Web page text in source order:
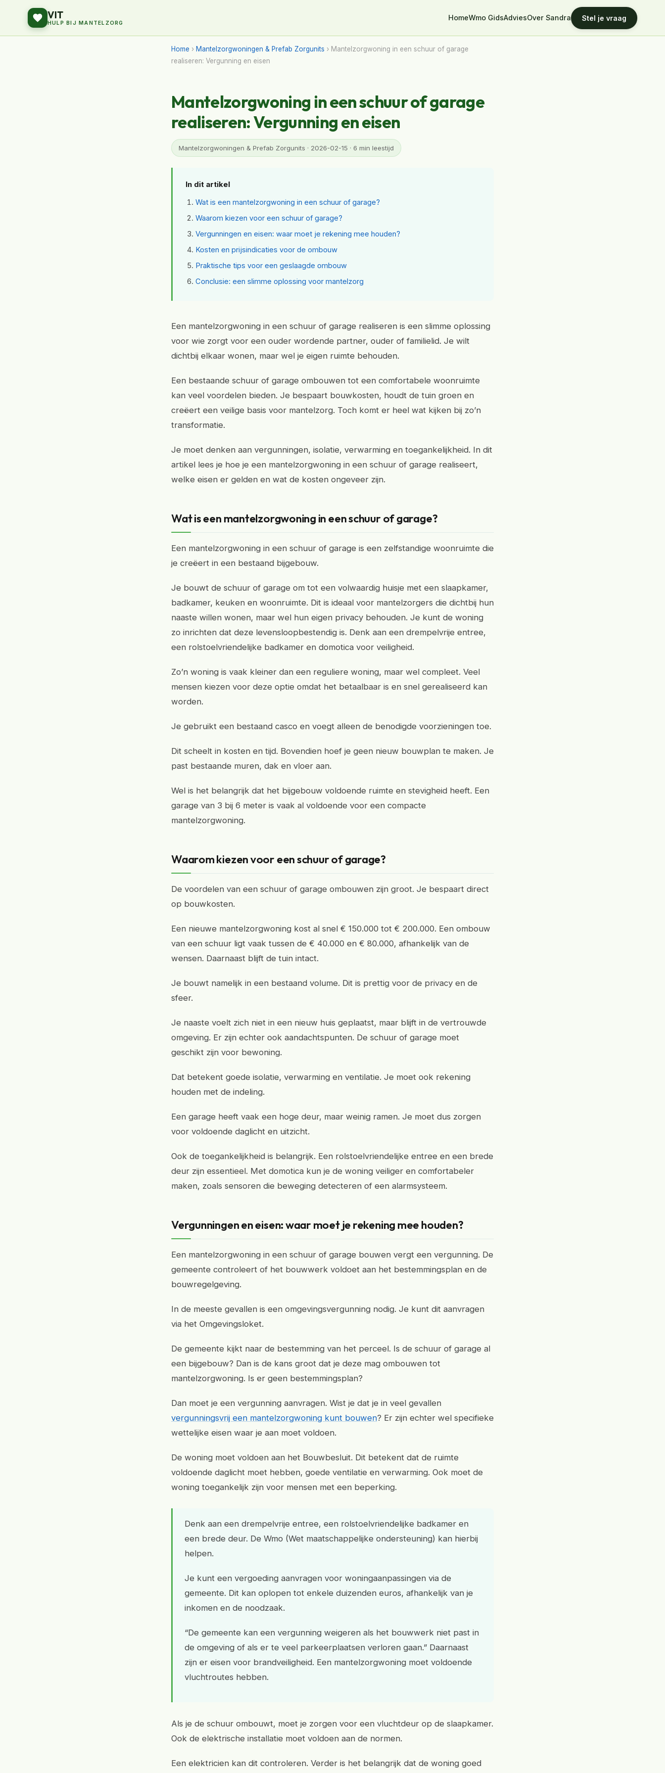
VIT
HULP BIJ MANTELZORG
HomeWmo GidsAdviesOver Sandra Stel je vraag
Home › Mantelzorgwoningen & Prefab Zorgunits › Mantelzorgwoning in een schuur of garage
realiseren: Vergunning en eisen
Mantelzorgwoning in een schuur of garage
realiseren: Vergunning en eisen
Mantelzorgwoningen & Prefab Zorgunits · 2026-02-15 · 6 min leestijd
In dit artikel
Wat is een mantelzorgwoning in een schuur of garage?
Waarom kiezen voor een schuur of garage?
Vergunningen en eisen: waar moet je rekening mee houden?
Kosten en prijsindicaties voor de ombouw
Praktische tips voor een geslaagde ombouw
Conclusie: een slimme oplossing voor mantelzorg
Een mantelzorgwoning in een schuur of garage realiseren is een slimme oplossing
voor wie zorgt voor een ouder wordende partner, ouder of familielid. Je wilt
dichtbij elkaar wonen, maar wel je eigen ruimte behouden.
Een bestaande schuur of garage ombouwen tot een comfortabele woonruimte
kan veel voordelen bieden. Je bespaart bouwkosten, houdt de tuin groen en
creëert een veilige basis voor mantelzorg. Toch komt er heel wat kijken bij zo’n
transformatie.
Je moet denken aan vergunningen, isolatie, verwarming en toegankelijkheid. In dit
artikel lees je hoe je een mantelzorgwoning in een schuur of garage realiseert,
welke eisen er gelden en wat de kosten ongeveer zijn.
Wat is een mantelzorgwoning in een schuur of garage?
Een mantelzorgwoning in een schuur of garage is een zelfstandige woonruimte die
je creëert in een bestaand bijgebouw.
Je bouwt de schuur of garage om tot een volwaardig huisje met een slaapkamer,
badkamer, keuken en woonruimte. Dit is ideaal voor mantelzorgers die dichtbij hun
naaste willen wonen, maar wel hun eigen privacy behouden. Je kunt de woning
zo inrichten dat deze levensloopbestendig is. Denk aan een drempelvrije entree,
een rolstoelvriendelijke badkamer en domotica voor veiligheid.
Zo’n woning is vaak kleiner dan een reguliere woning, maar wel compleet. Veel
mensen kiezen voor deze optie omdat het betaalbaar is en snel gerealiseerd kan
worden.
Je gebruikt een bestaand casco en voegt alleen de benodigde voorzieningen toe.
Dit scheelt in kosten en tijd. Bovendien hoef je geen nieuw bouwplan te maken. Je
past bestaande muren, dak en vloer aan.
Wel is het belangrijk dat het bijgebouw voldoende ruimte en stevigheid heeft. Een
garage van 3 bij 6 meter is vaak al voldoende voor een compacte
mantelzorgwoning.
Waarom kiezen voor een schuur of garage?
De voordelen van een schuur of garage ombouwen zijn groot. Je bespaart direct
op bouwkosten.
Een nieuwe mantelzorgwoning kost al snel € 150.000 tot € 200.000. Een ombouw
van een schuur ligt vaak tussen de € 40.000 en € 80.000, afhankelijk van de
wensen. Daarnaast blijft de tuin intact.
Je bouwt namelijk in een bestaand volume. Dit is prettig voor de privacy en de
sfeer.
Je naaste voelt zich niet in een nieuw huis geplaatst, maar blijft in de vertrouwde
omgeving. Er zijn echter ook aandachtspunten. De schuur of garage moet
geschikt zijn voor bewoning.
Dat betekent goede isolatie, verwarming en ventilatie. Je moet ook rekening
houden met de indeling.
Een garage heeft vaak een hoge deur, maar weinig ramen. Je moet dus zorgen
voor voldoende daglicht en uitzicht.
Ook de toegankelijkheid is belangrijk. Een rolstoelvriendelijke entree en een brede
deur zijn essentieel. Met domotica kun je de woning veiliger en comfortabeler
maken, zoals sensoren die beweging detecteren of een alarmsysteem.
Vergunningen en eisen: waar moet je rekening mee houden?
Een mantelzorgwoning in een schuur of garage bouwen vergt een vergunning. De
gemeente controleert of het bouwwerk voldoet aan het bestemmingsplan en de
bouwregelgeving.
In de meeste gevallen is een omgevingsvergunning nodig. Je kunt dit aanvragen
via het Omgevingsloket.
De gemeente kijkt naar de bestemming van het perceel. Is de schuur of garage al
een bijgebouw? Dan is de kans groot dat je deze mag ombouwen tot
mantelzorgwoning. Is er geen bestemmingsplan?
Dan moet je een vergunning aanvragen. Wist je dat je in veel gevallen
vergunningsvrij een mantelzorgwoning kunt bouwen? Er zijn echter wel specifieke
wettelijke eisen waar je aan moet voldoen.
De woning moet voldoen aan het Bouwbesluit. Dit betekent dat de ruimte
voldoende daglicht moet hebben, goede ventilatie en verwarming. Ook moet de
woning toegankelijk zijn voor mensen met een beperking.
Denk aan een drempelvrije entree, een rolstoelvriendelijke badkamer en
een brede deur. De Wmo (Wet maatschappelijke ondersteuning) kan hierbij
helpen.
Je kunt een vergoeding aanvragen voor woningaanpassingen via de
gemeente. Dit kan oplopen tot enkele duizenden euros, afhankelijk van je
inkomen en de noodzaak.
“De gemeente kan een vergunning weigeren als het bouwwerk niet past in
de omgeving of als er te veel parkeerplaatsen verloren gaan.” Daarnaast
zijn er eisen voor brandveiligheid. Een mantelzorgwoning moet voldoende
vluchtroutes hebben.
Als je de schuur ombouwt, moet je zorgen voor een vluchtdeur op de slaapkamer.
Ook de elektrische installatie moet voldoen aan de normen.
Een elektricien kan dit controleren. Verder is het belangrijk dat de woning goed